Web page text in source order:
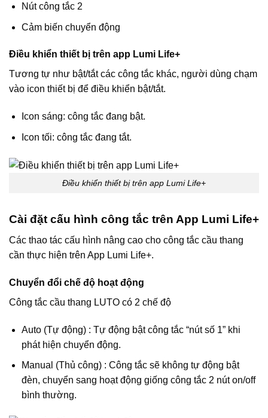
Nút công tắc 2
Cảm biến chuyển động
Điều khiển thiết bị trên app Lumi Life+
Tương tự như bật/tắt các công tắc khác, người dùng chạm
vào icon thiết bị để điều khiển bật/tắt.
Icon sáng: công tắc đang bật.
Icon tối: công tắc đang tắt.
Điều khiển thiết bị trên app Lumi Life+
Cài đặt cấu hình công tắc trên App Lumi Life+
Các thao tác cấu hình nâng cao cho công tắc cầu thang
cần thực hiện trên App Lumi Life+.
Chuyển đổi chế độ hoạt động
Công tắc cầu thang LUTO có 2 chế độ
Auto (Tự động) : Tự động bật công tắc “nút số 1” khi
phát hiện chuyển động.
Manual (Thủ công) : Công tắc sẽ không tự động bật
đèn, chuyển sang hoạt động giống công tắc 2 nút on/off
bình thường.